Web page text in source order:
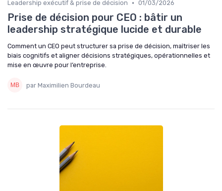
Leadership exécutif & prise de décision • 01/03/2026
Prise de décision pour CEO : bâtir un
leadership stratégique lucide et durable
Comment un CEO peut structurer sa prise de décision, maîtriser les
biais cognitifs et aligner décisions stratégiques, opérationnelles et
mise en œuvre pour l’entreprise.
par Maximilien Bourdeau